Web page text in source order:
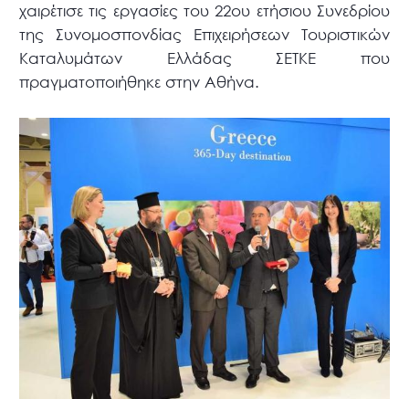
χαιρέτισε τις εργασίες του 22ου ετήσιου Συνεδρίου
της Συνομοσπονδίας Επιχειρήσεων Τουριστικών
Καταλυμάτων Ελλάδας ΣΕΤΚΕ που
πραγματοποιήθηκε στην Αθήνα.